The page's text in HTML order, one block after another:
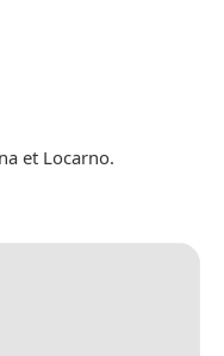
et Locarno.